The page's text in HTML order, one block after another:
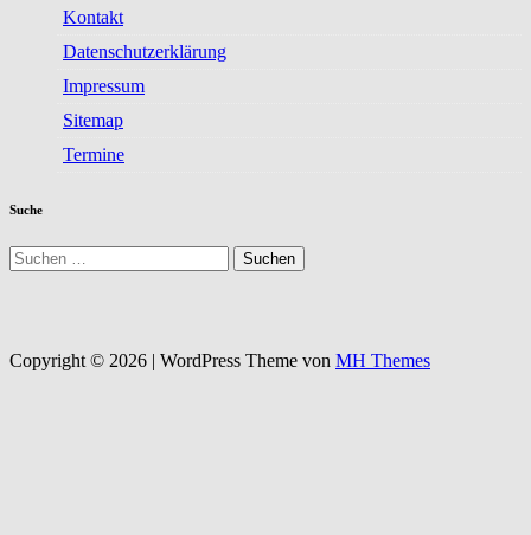
Kontakt
Datenschutzerklärung
Impressum
Sitemap
Termine
Suche
Suchen
nach:
Copyright © 2026 | WordPress Theme von MH Themes